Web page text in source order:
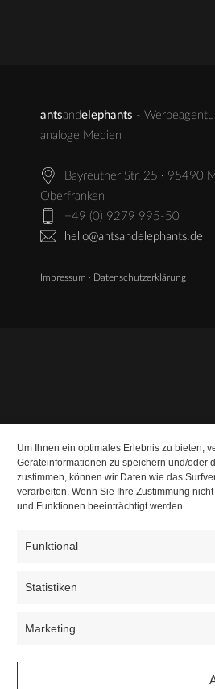
Um Ihnen ein optimales Erlebnis zu bieten,
Geräteinformationen zu speichern und/oder
zustimmen, können wir Daten wie das
verarbeiten. Wenn Sie Ihre Zustimmung
und Funktionen beeinträchtigt werden.
Funktional
Statistiken
Marketing
antsandelephants -
analoge Medien
Bayreuther Str. 25 · 95490
Oberfranken
+49 (0) 9279 995-50
hello@antsandelephants.de
Impressum · Datenschutzerklärung